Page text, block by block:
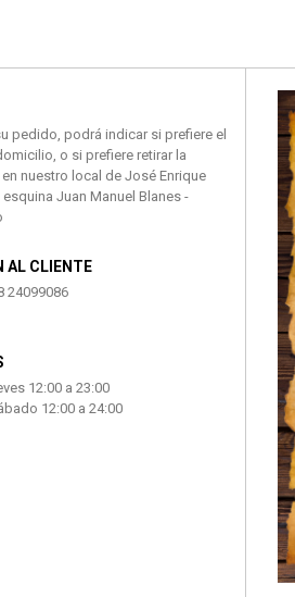
pedido, podrá indicar si prefiere el
o si prefiere retirar la
nuestro local de José Enrique
Juan Manuel Blanes -
AL CLIENTE
24099086
12:00 a 23:00
12:00 a 24:00